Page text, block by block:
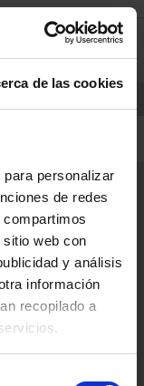
de las cookies
personalizar
de redes
web con
y análisis
información
recopilado a
0